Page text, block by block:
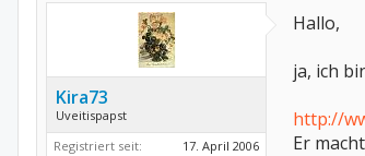
Kira73
Uveitispapst
Registriert seit:
17. April 2006
Hallo,
ja, ich
http://
Er